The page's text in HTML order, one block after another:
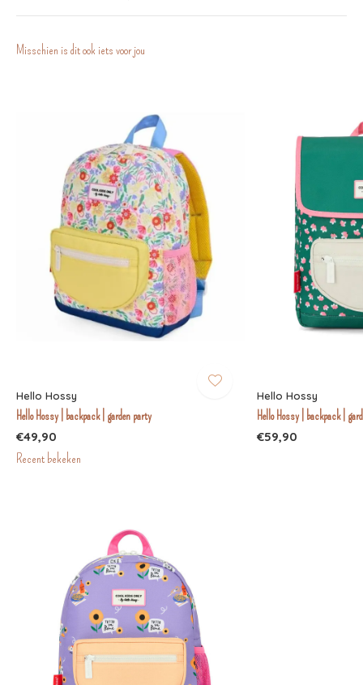
Misschien is dit ook iets voor jou
Hello Hossy
Hello Hossy | backpack | garden party
€49,90
Hello Hossy
Hello Hossy | backpack |
€59,90
Recent bekeken